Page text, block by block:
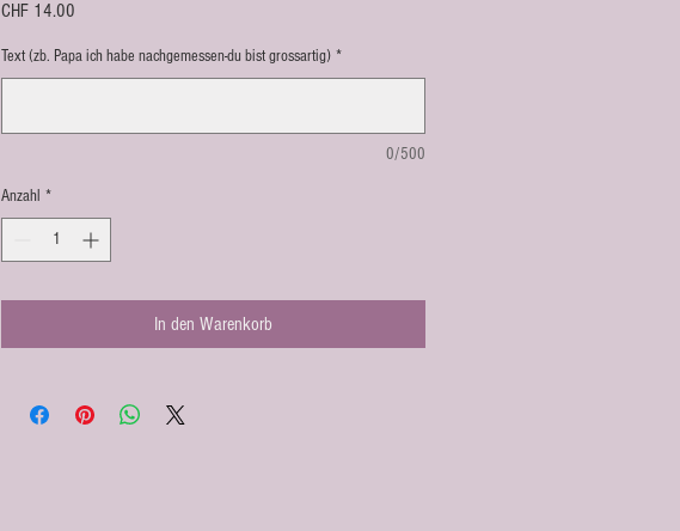
CHF 14.00
Text (zb. Papa ich habe nachgemessen-du bist grossartig) *
0/500
Anzahl *
In den Warenkorb